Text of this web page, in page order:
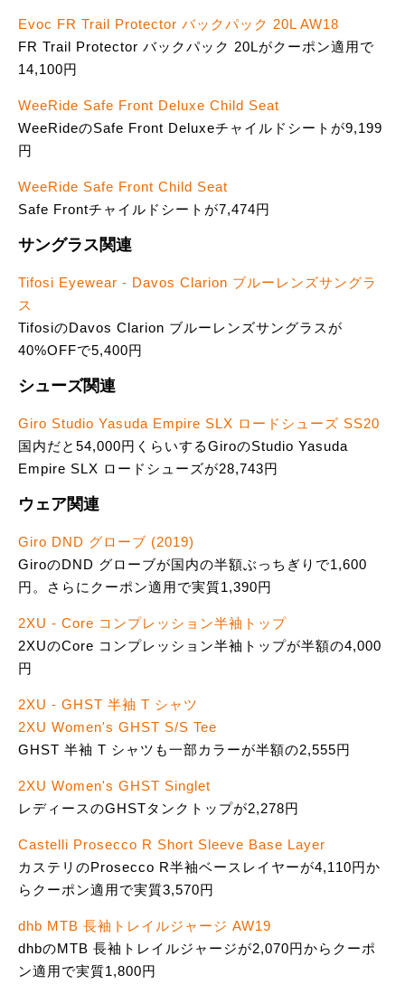
Evoc FR Trail Protector バックパック 20L AW18
FR Trail Protector バックパック 20Lがクーポン適用で
14,100円
WeeRide Safe Front Deluxe Child Seat
WeeRideのSafe Front Deluxeチャイルドシートが9,199
円
WeeRide Safe Front Child Seat
Safe Frontチャイルドシートが7,474円
サングラス関連
Tifosi Eyewear - Davos Clarion ブルーレンズサングラ
ス
TifosiのDavos Clarion ブルーレンズサングラスが
40%OFFで5,400円
シューズ関連
Giro Studio Yasuda Empire SLX ロードシューズ SS20
国内だと54,000円くらいするGiroのStudio Yasuda
Empire SLX ロードシューズが28,743円
ウェア関連
Giro DND グローブ (2019)
GiroのDND グローブが国内の半額ぶっちぎりで1,600
円。さらにクーポン適用で実質1,390円
2XU - Core コンプレッション半袖トップ
2XUのCore コンプレッション半袖トップが半額の4,000
円
2XU - GHST 半袖 T シャツ
2XU Women's GHST S/S Tee
GHST 半袖 T シャツも一部カラーが半額の2,555円
2XU Women's GHST Singlet
レディースのGHSTタンクトップが2,278円
Castelli Prosecco R Short Sleeve Base Layer
カステリのProsecco R半袖ベースレイヤーが4,110円か
らクーポン適用で実質3,570円
dhb MTB 長袖トレイルジャージ AW19
dhbのMTB 長袖トレイルジャージが2,070円からクーポ
ン適用で実質1,800円